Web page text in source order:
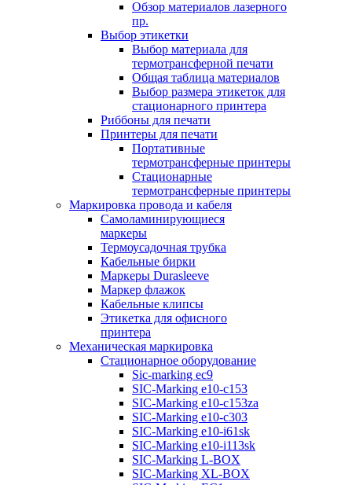
Обзор материалов лазерного
пр.
Выбор этикетки
Выбор материала для
термотрансферной печати
Общая таблица материалов
Выбор размера этикеток для
стационарного принтера
Риббоны для печати
Принтеры для печати
Портативные
термотрансферные принтеры
Стационарные
термотрансферные принтеры
Маркировка провода и кабеля
Самоламинирующиеся
маркеры
Термоусадочная трубка
Кабельные бирки
Маркеры Durasleeve
Маркер флажок
Кабельные клипсы
Этикетка для офисного
принтера
Механическая маркировка
Стационарное оборудование
Sic-marking ec9
SIC-Marking e10-c153
SIC-Marking e10-c153za
SIC-Marking e10-c303
SIC-Marking e10-i61sk
SIC-Marking e10-i113sk
SIC-Marking L-BOX
SIC-Marking XL-BOX